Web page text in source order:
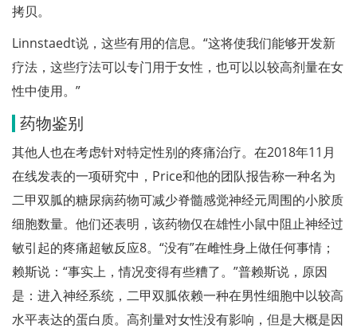
拷贝。
Linnstaedt说，这些有用的信息。“这将使我们能够开发新
疗法，这些疗法可以专门用于女性，也可以以较高剂量在女
性中使用。”
药物鉴别
其他人也在考虑针对特定性别的疼痛治疗。在2018年11月
在线发表的一项研究中，Price和他的团队报告称一种名为
二甲双胍的糖尿病药物可减少脊髓感觉神经元周围的小胶质
细胞数量。他们还表明，该药物仅在雄性小鼠中阻止神经过
敏引起的疼痛超敏反应8。“没有”在雌性身上做任何事情；
赖斯说：“事实上，情况变得有些糟了。”普赖斯说，原因
是：进入神经系统，二甲双胍依赖一种在男性细胞中以较高
水平表达的蛋白质。高剂量对女性没有影响，但是大概是因